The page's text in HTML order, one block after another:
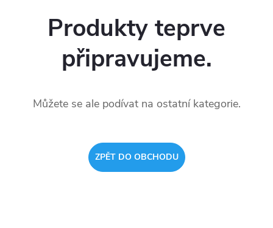
Produkty teprve
připravujeme.
Můžete se ale podívat na ostatní kategorie.
ZPĚT DO OBCHODU